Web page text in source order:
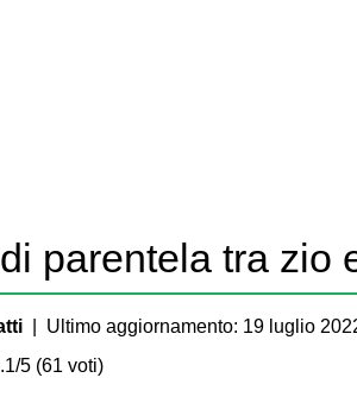
parentela tra zio
| Ultimo aggiornamento: 19 luglio
5 (61 voti)